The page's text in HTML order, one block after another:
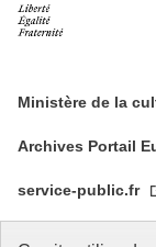
Ministère de la
Archives Portail
service-public.fr